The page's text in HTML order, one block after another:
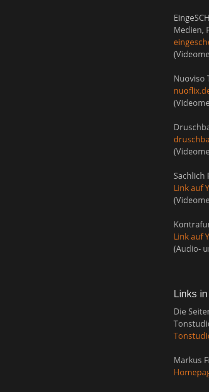
Medien,
Nuoviso
Sachlich
Link auf
Link auf
(Audio-
Links
Die
Markus